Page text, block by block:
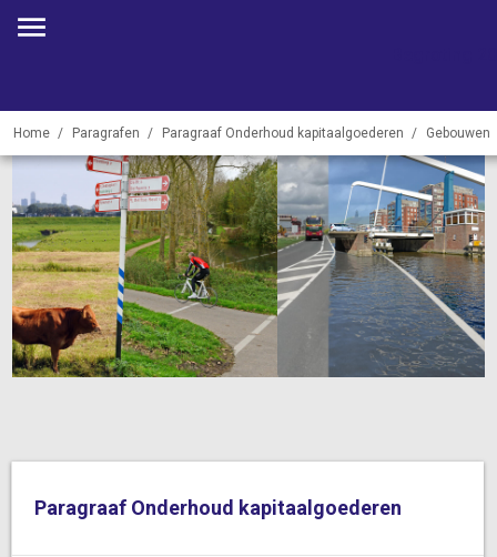
Home Paragrafen Paragraaf Onderhoud kapitaalgoederen Gebouwen
Paragraaf Onderhoud kapitaalgoederen